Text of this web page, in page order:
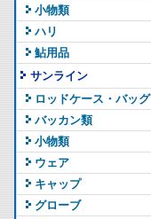
小物類
ハリ
鮎用品
サンライン
ロッドケース・バッグ
バッカン類
小物類
ウェア
キャップ
グローブ